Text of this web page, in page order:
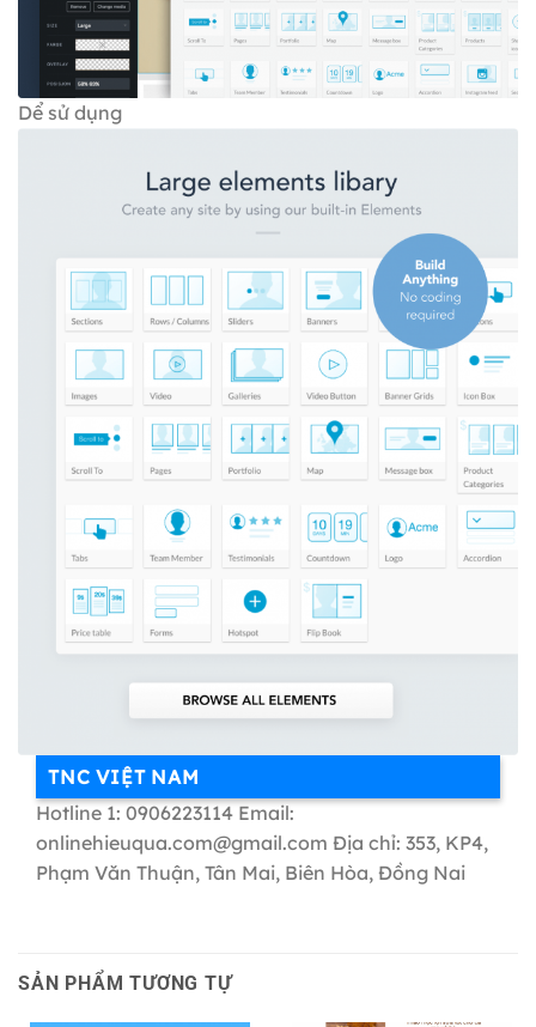
Dể sử dụng
TNC VIỆT NAM
Hotline 1: 0906223114 Email:
onlinehieuqua.com@gmail.com Địa chỉ: 353, KP4,
Phạm Văn Thuận, Tân Mai, Biên Hòa, Đồng Nai
SẢN PHẨM TƯƠNG TỰ